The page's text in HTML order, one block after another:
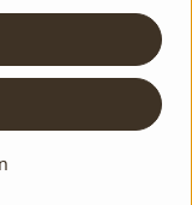
angebauten
Heimat der